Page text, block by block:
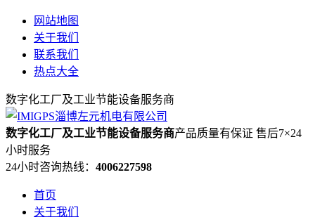
网站地图
关于我们
联系我们
热点大全
数字化工厂及工业节能设备服务商
数字化工厂及工业节能设备服务商产品质量有保证 售后7×24
小时服务
24小时咨询热线： 4006227598
首页
关于我们